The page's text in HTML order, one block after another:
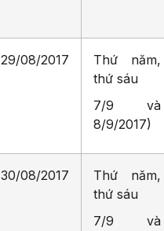
29/08/2017
Thứ năm,
thứ sáu
7/9 và
8/9/2017)
30/08/2017
Thứ năm,
thứ sáu
7/9 và